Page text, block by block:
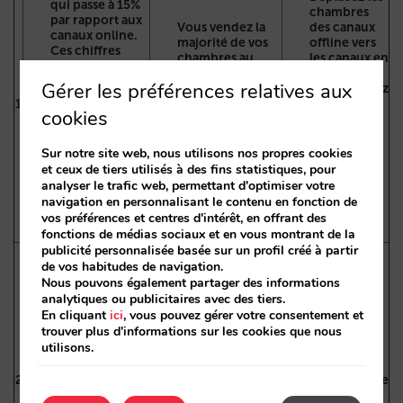
1
qui passe à 15%
par rapport aux
canaux online.
Ces chiffres
souvent des
hôtels qui n’ont
pas mis à jour
leur stratégie de
qui ne
comprennent
pas le
fonctionnement
de l’écosystème
en ligne.
Vous vendez la
majorité de vos
chambres au
segments/canaux
ligne, les OTA
vous battent
clairement.
chambres
des canaux
offline vers
les canaux en
reconsidérez
ligne, car il
est clair
qu’elle ne
fonctionne
pas.
2
La part directe
est d’environ
30% et 32% par
rapport aux
canaux en ligne.
Il est plus
probable que
Un excellent
signe pour un
question
votre
ligne, car elle
ne
Gérer les préférences relatives aux
cookies
Sur notre site web, nous utilisons nos propres cookies
et ceux de tiers utilisés à des fins statistiques, pour
analyser le trafic web, permettant d'optimiser votre
navigation en personnalisant le contenu en fonction de
vos préférences et centres d'intérêt, en offrant des
fonctions de médias sociaux et en vous montrant de la
publicité personnalisée basée sur un profil créé à partir
de vos habitudes de navigation.
Nous pouvons également partager des informations
analytiques ou publicitaires avec des tiers.
En cliquantici, vous pouvez gérer votre consentement et
trouver plus d'informations sur les cookies que nous
utilisons.